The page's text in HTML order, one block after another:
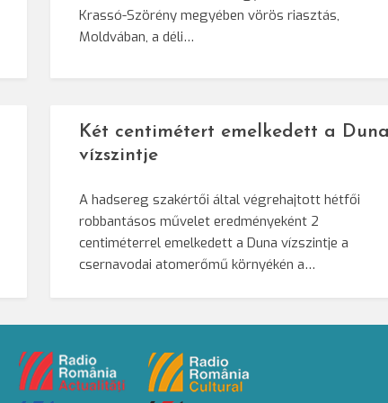
Krassó-Szörény megyében vörös riasztás,
Moldvában, a déli…
Két centimétert emelkedett a
vízszintje
A hadsereg szakértői által végrehajtott hétfői
robbantásos művelet eredményeként 2
centiméterrel emelkedett a Duna vízszintje a
csernavodai atomerőmű környékén a…